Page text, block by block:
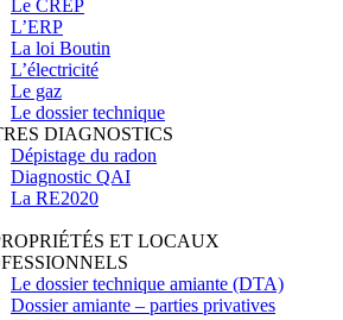
Le CREP
L’ERP
La loi Boutin
L’électricité
Le gaz
Le dossier technique
DIAGNOSTICS
Dépistage du radon
Diagnostic QAI
La RE2020
ET LOCAUX
Le dossier technique amiante (DTA)
Dossier amiante – parties privatives